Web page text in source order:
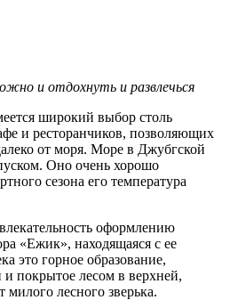
и отдохнуть и развлечься
широкий выбор столь
и ресторанчиков, позволяющих
от моря. Море в Джубгской
Оно очень хорошо
сезона его температура
оформлению
«Ежик», находящаяся с ее
это горное образование,
покрытое лесом в верхней,
милого лесного зверька.